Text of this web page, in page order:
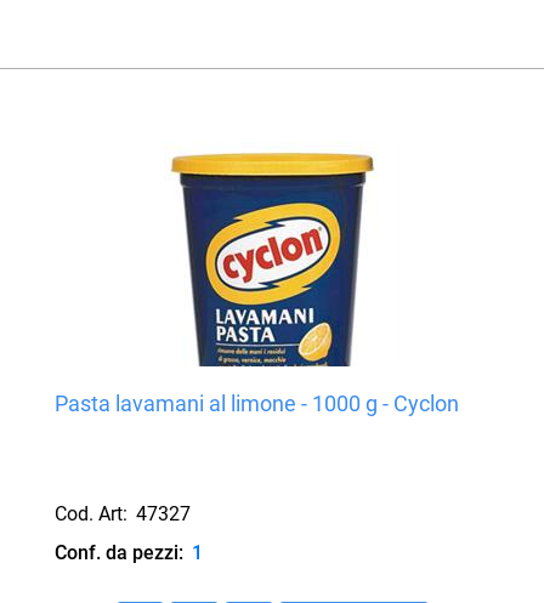
Pasta lavamani al limone - 1000 g - Cyclon
Cod. Art: 47327
Conf. da pezzi: 1